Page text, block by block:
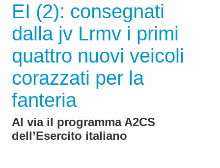
EI (2): consegnati
dalla jv Lrmv i primi
quattro nuovi veicoli
corazzati per la
fanteria
Al via il programma A2CS
dell’Esercito italiano